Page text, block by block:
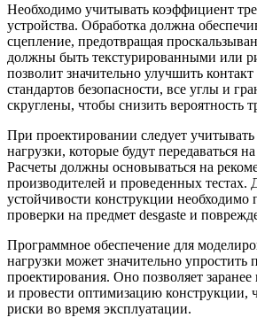
Необходимо учитывать коэффициент
устройства. Обработка должна
сцепление, предотвращая
должны быть текстурированными или
позволит значительно улучшить
стандартов безопасности, все углы и
скруглены, чтобы снизить вероятность
При проектировании следует
нагрузки, которые будут передаваться
Расчеты должны основываться на
производителей и проведенных тестах.
устойчивости конструкции необходимо
проверки на предмет desgaste и
Программное обеспечение для
нагрузки может значительно упростить
проектирования. Оно позволяет
и провести оптимизацию конструкции,
риски во время эксплуатации.